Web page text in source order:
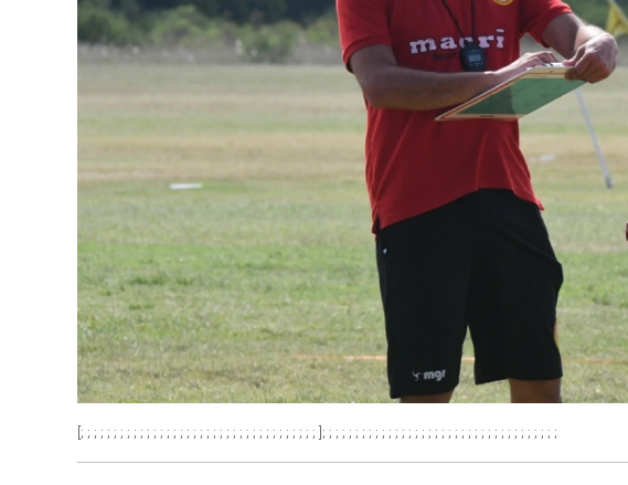
[; ; ; ; ; ; ; ; ; ; ; ; ; ; ; ; ; ; ; ; ; ; ; ; ; ; ; ; ; ; ; ; ; ; ; ; ]; ; ; ; ; ; ; ; ; ; ; ; ; ; ; ; ; ; ; ; ; ; ; ; ; ; ; ; ; ; ; ; ; ; ; ;